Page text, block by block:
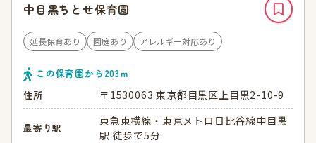
中目黒ちとせ保育園
延長保育あり 園庭あり アレルギー対応あり
この保育園から 203ｍ
住所
〒1530063 東京都目黒区上目黒2-10-9
最寄り駅
東急東横線・東京メトロ日比谷線中目黒
駅 徒歩で5分